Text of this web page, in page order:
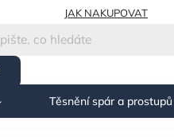
JAK NAKUPOVAT
Těsnění spár a prostupů